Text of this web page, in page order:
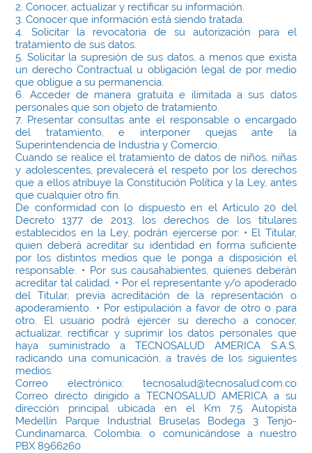
2. Conocer, actualizar y rectificar su información.
3. Conocer que información está siendo tratada.
4. Solicitar la revocatoria de su autorización para el
tratamiento de sus datos.
5. Solicitar la supresión de sus datos, a menos que exista
un derecho Contractual u obligación legal de por medio
que obligue a su permanencia.
6. Acceder de manera gratuita e ilimitada a sus datos
personales que son objeto de tratamiento.
7. Presentar consultas ante el responsable o encargado
del tratamiento, e interponer quejas ante la
Superintendencia de Industria y Comercio.
Cuando se realice el tratamiento de datos de niños, niñas
y adolescentes, prevalecerá el respeto por los derechos
que a ellos atribuye la Constitución Política y la Ley, antes
que cualquier otro fin.
De conformidad con lo dispuesto en el Artículo 20 del
Decreto 1377 de 2013, los derechos de los titulares
establecidos en la Ley, podrán ejercerse por: • El Titular,
quien deberá acreditar su identidad en forma suficiente
por los distintos medios que le ponga a disposición el
responsable. • Por sus causahabientes, quienes deberán
acreditar tal calidad. • Por el representante y/o apoderado
del Titular, previa acreditación de la representación o
apoderamiento. • Por estipulación a favor de otro o para
otro. El usuario podrá ejercer su derecho a conocer,
actualizar, rectificar y suprimir los datos personales que
haya suministrado a TECNOSALUD AMERICA S.A.S,
radicando una comunicación, a través de los siguientes
medios:
Correo electrónico: tecnosalud@tecnosalud.com.co
Correo directo dirigido a TECNOSALUD AMERICA a su
dirección principal ubicada en el Km 7.5 Autopista
Medellín Parque Industrial Bruselas Bodega 3 Tenjo-
Cundinamarca, Colombia. o comunicándose a nuestro
PBX 8966260